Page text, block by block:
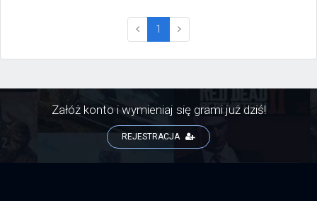
1 (current)
Załóż konto i wymieniaj się grami już dziś!
REJESTRACJA